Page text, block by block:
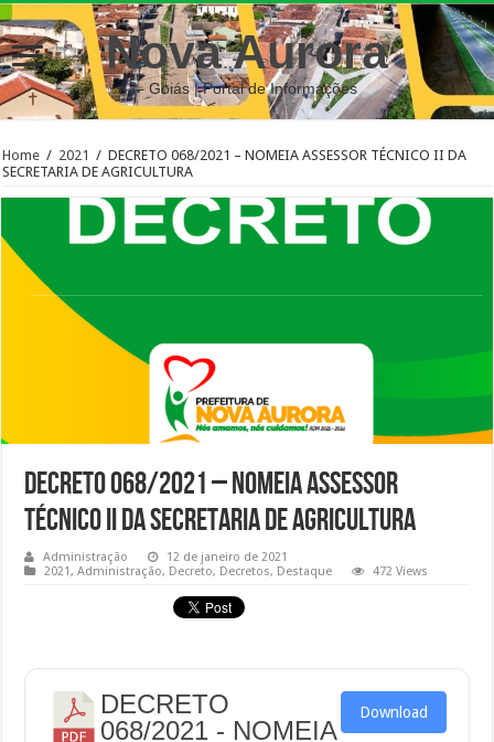
Nova Aurora
– Goiás | Portal de Informações
Home / 2021 / DECRETO 068/2021 – NOMEIA ASSESSOR TÉCNICO II DA
SECRETARIA DE AGRICULTURA
DECRETO 068/2021 – NOMEIA ASSESSOR
TÉCNICO II DA SECRETARIA DE AGRICULTURA
Administração
12 de janeiro de 2021
2021,Administração, Decreto, Decretos, Destaque 472 Views
DECRETO
068/2021 - NOMEIA
Download